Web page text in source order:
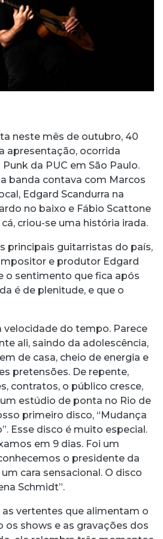
neste mês de outubro, 40
apresentação, ocorrida
Punk da PUC em São Paulo.
banda contava com Marcos
Edgard Scandurra na
no baixo e Fábio Scattone
criou-se uma história irada.
principais guitarristas do país,
e produtor Edgard
o sentimento que fica após
é de plenitude, e que o
velocidade do tempo. Parece
ali, saindo da adolescência,
de casa, cheio de energia e
pretensões. De repente,
contratos, o público cresce,
estúdio de ponta no Rio de
primeiro disco, “Mudança
Esse disco é muito especial.
em 9 dias. Foi um
o presidente da
cara sensacional. O disco
Schmidt”.
as vertentes que alimentam o
shows e as gravações dos